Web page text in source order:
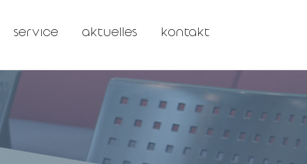
service aktuelles kontakt